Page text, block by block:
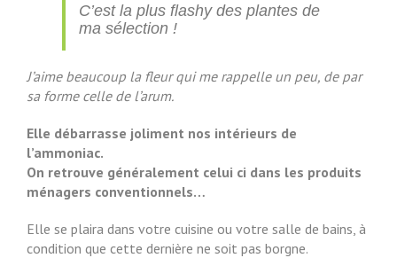
C’est la plus flashy des plantes de
ma sélection !
J’aime beaucoup la fleur qui me rappelle un peu, de par
sa forme celle de l’arum.
Elle débarrasse joliment nos intérieurs de
l’ammoniac.
On retrouve généralement celui ci dans les produits
ménagers conventionnels…
Elle se plaira dans votre cuisine ou votre salle de bains, à
condition que cette dernière ne soit pas borgne.